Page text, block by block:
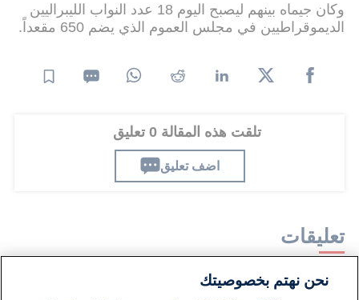
وكان جيماه بينهم ليصبح اليوم 18 عدد النواب الليبراليين
الديموقراطيين في مجلس العموم الذي يضم 650 مقعداً.
تلقت هذه المقالة 0 تعليق
اضف تعليق
تعليقات
لا توجد تعليقات مكتوبة حتى الآن. كن الأول!
نحن نهتم بخصوصيتك